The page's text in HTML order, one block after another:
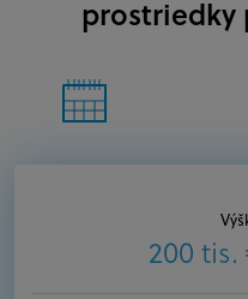
200
prostriedky